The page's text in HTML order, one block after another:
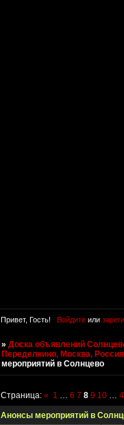
Привет, Гость! Войдитеили
»Доска объявлений
Переделкино, Москва, Россия
мероприятий в Солнцево
Анонсы мероприятий в
Страница:« 1 … 6 7 8 9 10 …